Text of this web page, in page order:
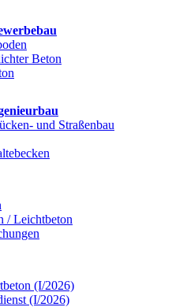
Beton
und Straßenbau
/ Leichtbeton
(I/2026)
(I/2026)